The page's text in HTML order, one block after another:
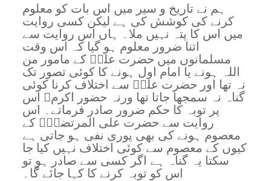
ہم نے تاریخ و سیر میں اس بات کو معلوم
کرنے کی کوشش کی ہے لیکن کسی روایت
میں اس کا پتہ نہیں ملا۔ ہاں اس روایت سے
اتنا ضرور معلوم ہو گیا کہ اس وقت
مسلمانوں میں حضرت علیؓ کے مامور من
اللہ ہونے یا امام اول ہونے کا کوئی تصور تک
نہ تھا اور حضرت علیؓ سے اختلاف کرنا کوئی
گناہ نہ سمجھا جاتا تھا ورنہ حضور اکرمﷺ اس
پر توبہ کا حکم ضرور صادر فرماتے۔ اس
روایت سے حضرت علی المرتضیٰؓ کے
معصوم ہونے کی بھی پوری نفی ہو جاتی ہے
کیوں کے معصوم سے کوئی اختلاف نہیں کیا جا
سکتا یہ گناہ ہے اگر کسی سے صادر ہو تو
اس کو توبہ کرنے کا کہا جائے گا۔